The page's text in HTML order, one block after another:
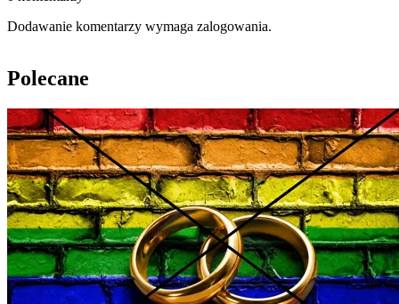
Dodawanie komentarzy wymaga zalogowania.
Polecane